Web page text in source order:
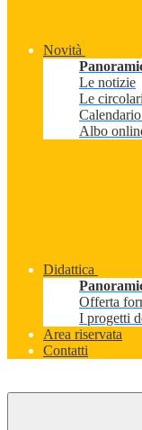
Novità
Le notizie
Le circolari
Albo
Didattica
Offerta
I progetti
Area riservata
Contatti